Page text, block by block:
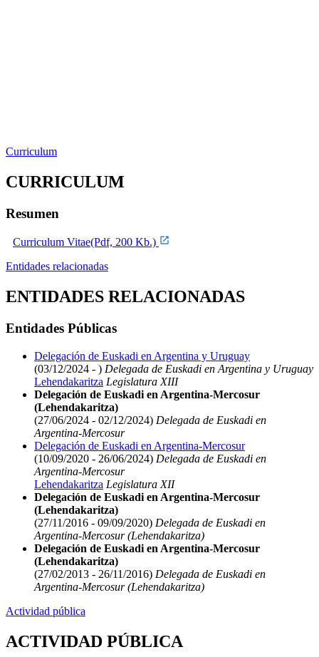
Curriculum
CURRICULUM
Resumen
Curriculum Vitae(Pdf, 200 Kb.)
Entidades relacionadas
ENTIDADES RELACIONADAS
Entidades Públicas
Delegación de Euskadi en Argentina y Uruguay
(03/12/2024 - ) Delegada de Euskadi en Argentina y Uruguay
Lehendakaritza Legislatura XIII
Delegación de Euskadi en Argentina-Mercosur
(Lehendakaritza)
(27/06/2024 - 02/12/2024) Delegada de Euskadi en
Argentina-Mercosur
Delegación de Euskadi en Argentina-Mercosur
(10/09/2020 - 26/06/2024) Delegada de Euskadi en
Argentina-Mercosur
Lehendakaritza Legislatura XII
Delegación de Euskadi en Argentina-Mercosur
(Lehendakaritza)
(27/11/2016 - 09/09/2020) Delegada de Euskadi en
Argentina-Mercosur (Lehendakaritza)
Delegación de Euskadi en Argentina-Mercosur
(Lehendakaritza)
(27/02/2013 - 26/11/2016) Delegada de Euskadi en
Argentina-Mercosur (Lehendakaritza)
Actividad pública
ACTIVIDAD PÚBLICA